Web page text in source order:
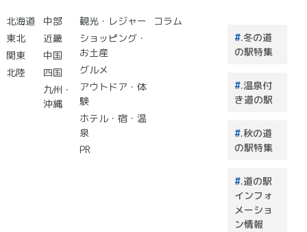
道の駅
２０
選 道
の駅で
買うも
のはこ
れで決
まり！
北海道
東北
関東
北陸
中部
近畿
中国
四国
九州・
沖縄
観光・レジャー
ショッピング・
お土産
グルメ
アウトドア・体
験
ホテル・宿・温
泉
PR
コラム
.冬の道
の駅特集
.温泉付
き道の駅
.秋の道
の駅特集
.道の駅
インフォ
メーショ
ン情報